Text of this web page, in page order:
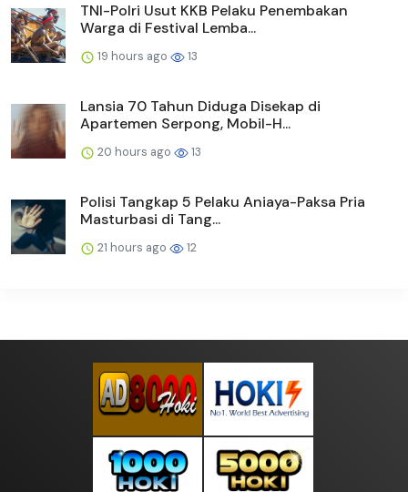
TNI-Polri Usut KKB Pelaku Penembakan
Warga di Festival Lemba...
19 hours ago 13
Lansia 70 Tahun Diduga Disekap di
Apartemen Serpong, Mobil-H...
20 hours ago 13
Polisi Tangkap 5 Pelaku Aniaya-Paksa Pria
Masturbasi di Tang...
21 hours ago 12